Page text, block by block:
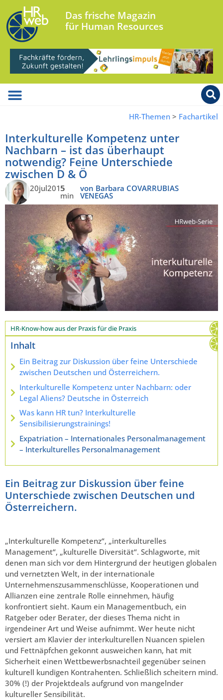
Das frische Magazin
für Human Resources
HR-Themen > Fachartikel
Interkulturelle Kompetenz unter
Nachbarn – ist das überhaupt
notwendig? Feine Unterschiede
zwischen D & Ö
20jul2015
5
min
von Barbara COVARRUBIAS
VENEGAS
HR-Know-how aus der Praxis für die Praxis
Inhalt
Ein Beitrag zur Diskussion über feine Unterschiede
zwischen Deutschen und Österreichern.
Interkulturelle Kompetenz unter Nachbarn: oder
Legal Aliens? Deutsche in Österreich
Was kann HR tun? Interkulturelle
Sensibilisierungstrainings!
Expatriation – Internationales Personalmanagement
– Interkulturelles Personalmanagement
Ein Beitrag zur Diskussion über feine
Unterschiede zwischen Deutschen und
Österreichern.
„Interkulturelle Kompetenz“, „interkulturelles
Management“, „kulturelle Diversität“. Schlagworte, mit
denen man sich vor dem Hintergrund der heutigen globalen
und vernetzten Welt, in der internationale
Unternehmenszusammenschlüsse, Kooperationen und
Allianzen eine zentrale Rolle einnehmen, häufig
konfrontiert sieht. Kaum ein Managementbuch, ein
Ratgeber oder Berater, der dieses Thema nicht in
irgendeiner Art und Weise aufnimmt. Wer heute nicht
versiert am Klavier der interkulturellen Nuancen spielen
und Fettnäpfchen gekonnt ausweichen kann, hat mit
Sicherheit einen Wettbewerbsnachteil gegenüber seinen
kulturell kundigen Kontrahenten. Schließlich scheitern mind.
30% (!) der Projektdeals aufgrund von mangelnder
kultureller Sensibilität.